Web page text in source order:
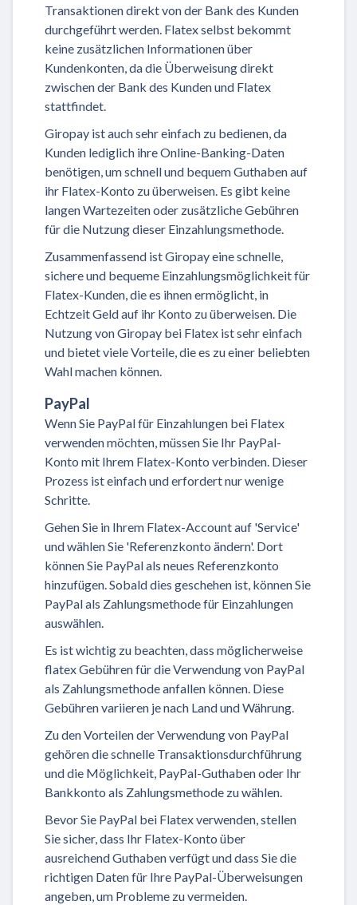
Transaktionen direkt von der Bank des Kunden
durchgeführt werden. Flatex selbst bekommt
keine zusätzlichen Informationen über
Kundenkonten, da die Überweisung direkt
zwischen der Bank des Kunden und Flatex
stattfindet.
Giropay ist auch sehr einfach zu bedienen, da
Kunden lediglich ihre Online-Banking-Daten
benötigen, um schnell und bequem Guthaben auf
ihr Flatex-Konto zu überweisen. Es gibt keine
langen Wartezeiten oder zusätzliche Gebühren
für die Nutzung dieser Einzahlungsmethode.
Zusammenfassend ist Giropay eine schnelle,
sichere und bequeme Einzahlungsmöglichkeit für
Flatex-Kunden, die es ihnen ermöglicht, in
Echtzeit Geld auf ihr Konto zu überweisen. Die
Nutzung von Giropay bei Flatex ist sehr einfach
und bietet viele Vorteile, die es zu einer beliebten
Wahl machen können.
PayPal
Wenn Sie PayPal für Einzahlungen bei Flatex
verwenden möchten, müssen Sie Ihr PayPal-
Konto mit Ihrem Flatex-Konto verbinden. Dieser
Prozess ist einfach und erfordert nur wenige
Schritte.
Gehen Sie in Ihrem Flatex-Account auf 'Service'
und wählen Sie 'Referenzkonto ändern'. Dort
können Sie PayPal als neues Referenzkonto
hinzufügen. Sobald dies geschehen ist, können Sie
PayPal als Zahlungsmethode für Einzahlungen
auswählen.
Es ist wichtig zu beachten, dass möglicherweise
flatex Gebühren für die Verwendung von PayPal
als Zahlungsmethode anfallen können. Diese
Gebühren variieren je nach Land und Währung.
Zu den Vorteilen der Verwendung von PayPal
gehören die schnelle Transaktionsdurchführung
und die Möglichkeit, PayPal-Guthaben oder Ihr
Bankkonto als Zahlungsmethode zu wählen.
Bevor Sie PayPal bei Flatex verwenden, stellen
Sie sicher, dass Ihr Flatex-Konto über
ausreichend Guthaben verfügt und dass Sie die
richtigen Daten für Ihre PayPal-Überweisungen
angeben, um Probleme zu vermeiden.